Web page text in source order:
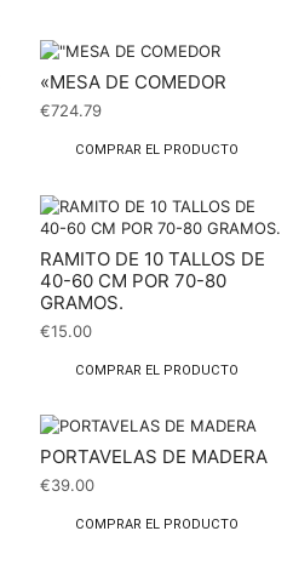
«MESA DE COMEDOR
€724.79
COMPRAR EL PRODUCTO
RAMITO DE 10 TALLOS DE
40-60 CM POR 70-80
GRAMOS.
€15.00
COMPRAR EL PRODUCTO
PORTAVELAS DE MADERA
€39.00
COMPRAR EL PRODUCTO